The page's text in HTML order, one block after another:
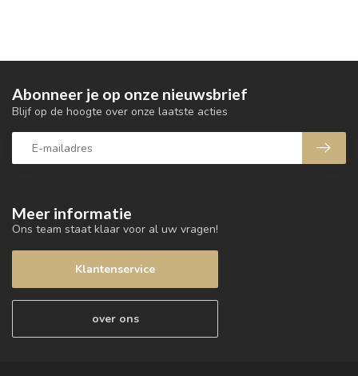
Meer informatie
Ons team staat klaar voor al uw vragen!
Klantenservice
over ons
Abonneer je op onze nieuwsbrief
Blijf op de hoogte over onze laatste acties